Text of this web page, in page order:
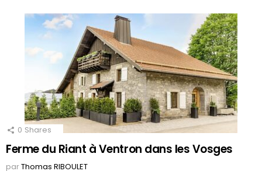
0 Shares
Ferme du Riant à Ventron dans les Vosges
parThomas RIBOULET